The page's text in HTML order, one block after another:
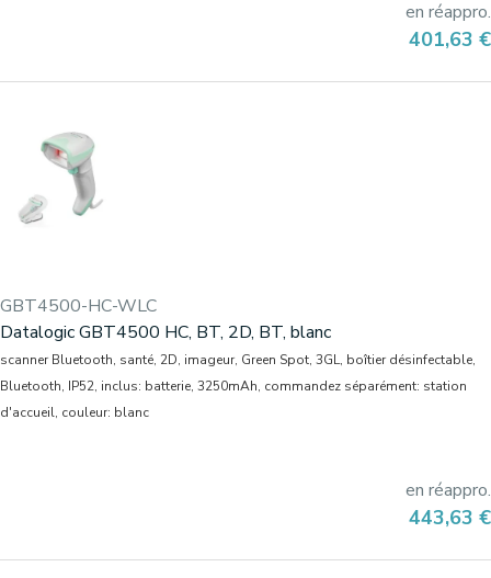
en réappro.
Prix
401,63 €
GBT4500-HC-WLC
Datalogic GBT4500 HC, BT, 2D, BT, blanc
scanner Bluetooth, santé, 2D, imageur, Green Spot, 3GL, boîtier désinfectable,
Bluetooth, IP52, inclus: batterie, 3250mAh, commandez séparément: station
d'accueil, couleur: blanc
en réappro.
Prix
443,63 €